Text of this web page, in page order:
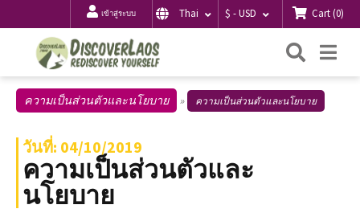
เข้าสู่ระบบ Thai $ - USD Cart(0)
ค้นหา
ความเป็นส่วนตัวและนโยบาย ความเป็นส่วนตัวและนโยบาย
วันที่: 04/10/2019
ความเป็นส่วนตัวและ
นโยบาย